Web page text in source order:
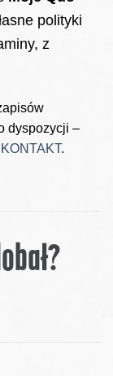
polityki
z
dyspozycji –
KONTAKT.